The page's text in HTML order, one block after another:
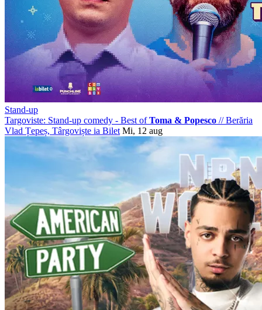
Stand-up
Targoviste: Stand-up comedy - Best ofToma & Popesco //Berăria
Vlad Țepeș, Târgoviște ia Bilet Mi, 12 aug